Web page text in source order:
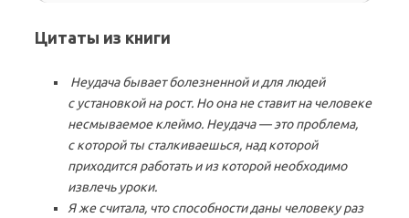
Цитаты из книги
Неудача бывает болезненной и для людей
с установкой на рост. Но она не ставит на человеке
несмываемое клеймо. Неудача — это проблема,
с которой ты сталкиваешься, над которой
приходится работать и из которой необходимо
извлечь уроки.
Я же считала, что способности даны человеку раз